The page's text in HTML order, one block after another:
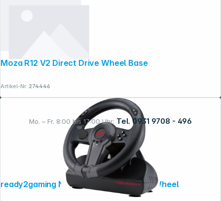
Mo. – Fr. 8:00 bis 17:00 Uhr: Tel. 0931 9708 - 496
Moza R12 V2 Direct Drive Wheel Base
Artikel-Nr.:274446
ready2gaming Nintendo Switch Racing Wheel